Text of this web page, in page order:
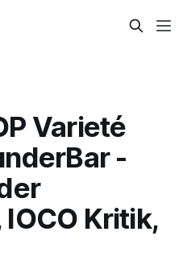
Varieté
-
Kritik,